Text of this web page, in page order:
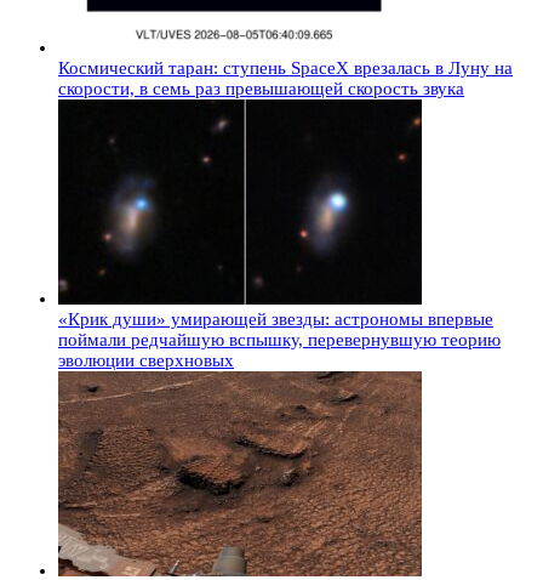
Космический таран: ступень SpaceX врезалась в Луну на
скорости, в семь раз превышающей скорость звука
«Крик души» умирающей звезды: астрономы впервые
поймали редчайшую вспышку, перевернувшую теорию
эволюции сверхновых